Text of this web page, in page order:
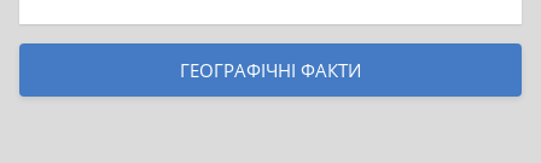
ГЕОГРАФІЧНІ ФАКТИ